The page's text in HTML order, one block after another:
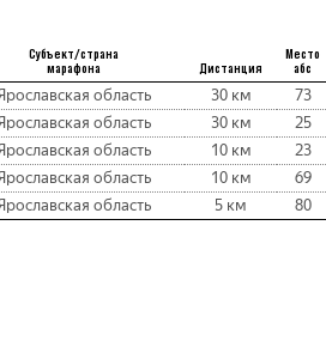
Субъект/страна
марафона
Дистанция
Место
абс
область 30 км 73
область 30 км 25
область 10 км 23
область 10 км 69
область 5 км 80